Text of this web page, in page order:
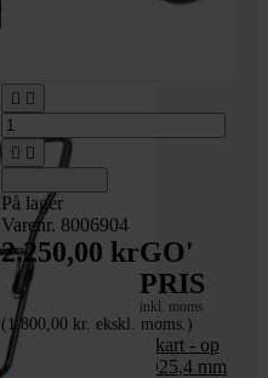
 
 
På lager
Varenr. 8006904
2.250,00 krGO'
PRIS
inkl. moms
(1.800,00 kr. ekskl. moms.)
Vario kobling til go-kart - op
til 18 hk motorer - Ø25,4 mm